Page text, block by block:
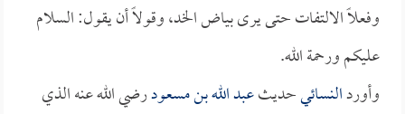
وفعلاً الالتفات حتى يرى بياض الخد، وقولاً أن يقول: السلام
عليكم ورحمة الله.
وأوردالنسائيحديثعبد الله بن مسعودرضي الله عنه الذي